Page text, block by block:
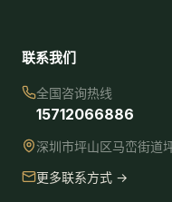
联系我们
全国咨询热线
15712066886
深圳市坪山区马峦街道
更多联系方式 →